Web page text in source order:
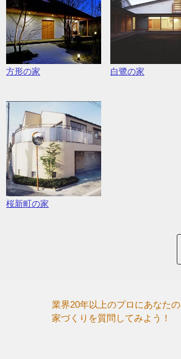
方形の家 白鷺の家
桜新町の家
業界20年以上のプロにあなたの
家づくりを質問してみよう！